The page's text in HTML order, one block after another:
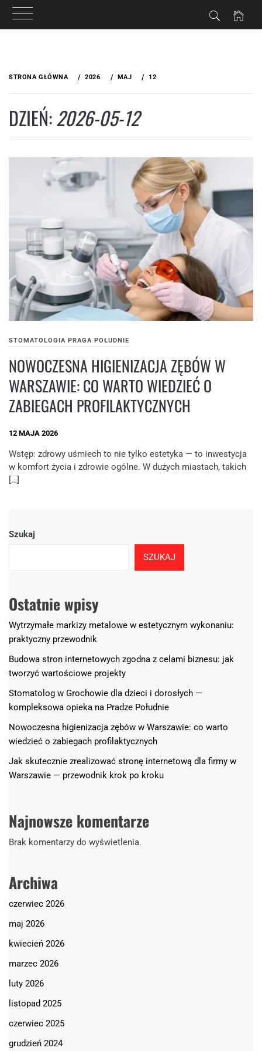
STRONA GŁÓWNA 2026 MAJ 12
DZIEŃ:2026-05-12
STOMATOLOGIA PRAGA POŁUDNIE
NOWOCZESNA HIGIENIZACJA ZĘBÓW W
WARSZAWIE: CO WARTO WIEDZIEĆ O
ZABIEGACH PROFILAKTYCZNYCH
12 MAJA 2026
Wstęp: zdrowy uśmiech to nie tylko estetyka — to inwestycja
w komfort życia i zdrowie ogólne. W dużych miastach, takich
[…]
Szukaj
SZUKAJ
Ostatnie wpisy
Wytrzymałe markizy metalowe w estetycznym wykonaniu:
praktyczny przewodnik
Budowa stron internetowych zgodna z celami biznesu: jak
tworzyć wartościowe projekty
Stomatolog w Grochowie dla dzieci i dorosłych —
kompleksowa opieka na Pradze Południe
Nowoczesna higienizacja zębów w Warszawie: co warto
wiedzieć o zabiegach profilaktycznych
Jak skutecznie zrealizować stronę internetową dla firmy w
Warszawie — przewodnik krok po kroku
Najnowsze komentarze
Brak komentarzy do wyświetlenia.
Archiwa
czerwiec 2026
maj 2026
kwiecień 2026
marzec 2026
luty 2026
listopad 2025
czerwiec 2025
grudzień 2024